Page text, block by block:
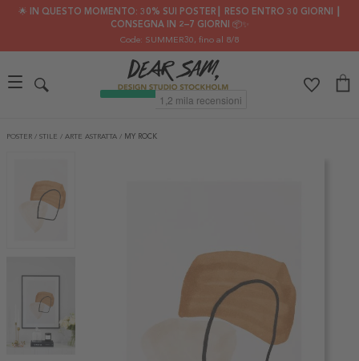
🌟 IN QUESTO MOMENTO: 30% SUI POSTER┃ RESO ENTRO 30 GIORNI ┃
CONSEGNA IN 2–7 GIORNI 📦✨
Code: SUMMER30, fino al 8/8
POSTER / STILE / ARTE ASTRATTA / MY ROCK